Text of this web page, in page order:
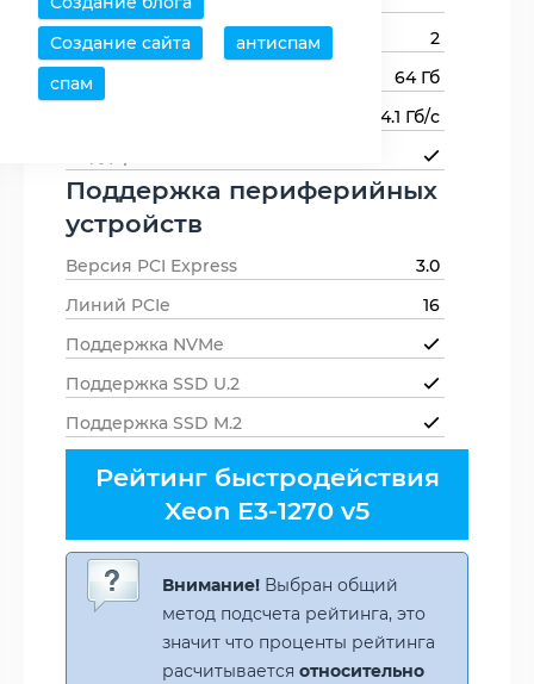
Создание сайта
антиспам
спам
Каналов памяти
2
Максимальный объем памяти
64 Гб
34.1 Гб/с
Поддержка периферийных
устройств
Версия PCI Express
3.0
Линий PCIe
16
Поддержка NVMe
Поддержка SSD U.2
Поддержка SSD M.2
Рейтинг быстродействия
Xeon E3-1270 v5
Внимание! Выбран общий
метод подсчета рейтинга, это
значит что проценты рейтинга
расчитывается относительно